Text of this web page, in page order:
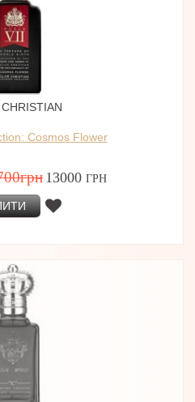
Cosmos Flower
грн 13000 ГРН